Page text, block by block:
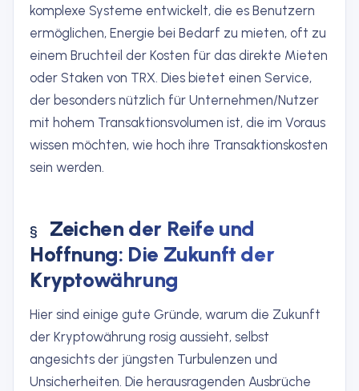
komplexe Systeme entwickelt, die es Benutzern
ermöglichen, Energie bei Bedarf zu mieten, oft zu
einem Bruchteil der Kosten für das direkte Mieten
oder Staken von TRX. Dies bietet einen Service,
der besonders nützlich für Unternehmen/Nutzer
mit hohem Transaktionsvolumen ist, die im Voraus
wissen möchten, wie hoch ihre Transaktionskosten
sein werden.
Zeichen der Reife und
Hoffnung: Die Zukunft der
Kryptowährung
Hier sind einige gute Gründe, warum die Zukunft
der Kryptowährung rosig aussieht, selbst
angesichts der jüngsten Turbulenzen und
Unsicherheiten. Die herausragenden Ausbrüche